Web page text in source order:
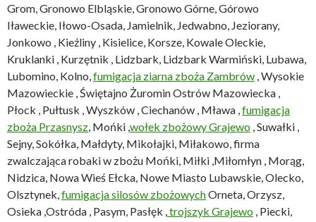
Grom, Gronowo Elbląskie, Gronowo Górne, Górowo
Iławeckie, Iłowo-Osada, Jamielnik, Jedwabno, Jeziorany,
Jonkowo , Kieźliny , Kisielice, Korsze, Kowale Oleckie,
Kruklanki , Kurzętnik , Lidzbark, Lidzbark Warmiński, Lubawa,
Lubomino, Kolno,fumigacja ziarna zboża Zambrów , Wysokie
Mazowieckie , Świętajno Żuromin Ostrów Mazowiecka ,
Płock , Pułtusk , Wyszków , Ciechanów , Mława ,fumigacja
zboża Przasnysz, Mońki ,wołek zbożowy Grajewo , Suwałki ,
Sejny, Sokółka, Małdyty, Mikołajki, Miłakowo, firma
zwalczająca robaki w zbożu Mońki, Miłki ,Miłomłyn , Morąg,
Nidzica, Nowa Wieś Ełcka, Nowe Miasto Lubawskie, Olecko,
Olsztynek,fumigacja silosów zbożowychOrneta, Orzysz,
Osieka ,Ostróda , Pasym, Pasłęk ,trojszyk Grajewo , Piecki,